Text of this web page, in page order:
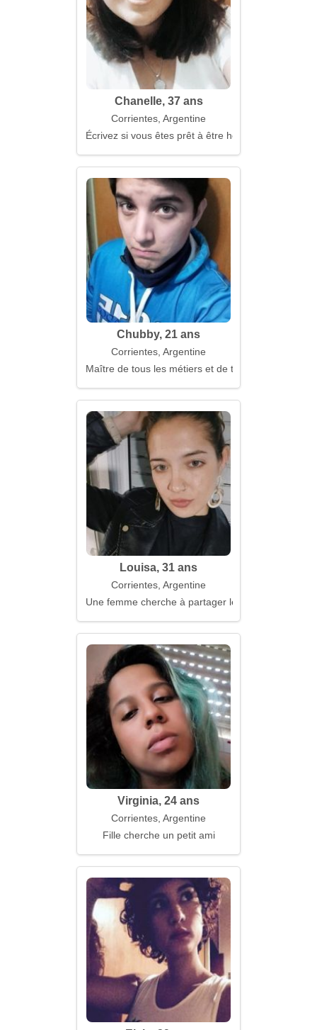
Chanelle, 37 ans
Corrientes, Argentine
Écrivez si vous êtes prêt à être honnête
Chubby, 21 ans
Corrientes, Argentine
Maître de tous les métiers et de tous les sens
Louisa, 31 ans
Corrientes, Argentine
Une femme cherche à partager le quotidien avec
Virginia, 24 ans
Corrientes, Argentine
Fille cherche un petit ami